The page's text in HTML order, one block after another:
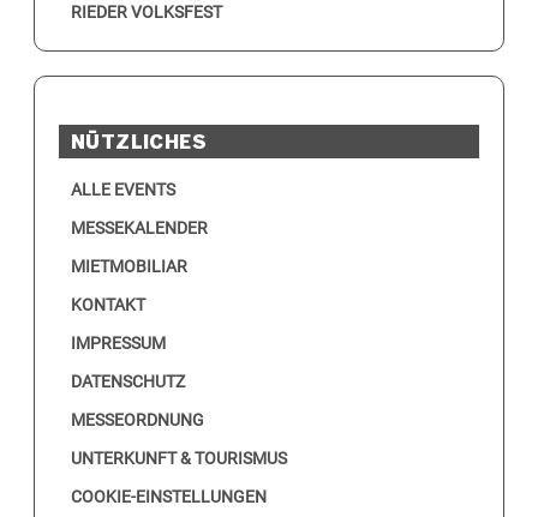
RIEDER VOLKSFEST
NÜTZLICHES
ALLE EVENTS
MESSEKALENDER
MIETMOBILIAR
KONTAKT
IMPRESSUM
DATENSCHUTZ
MESSEORDNUNG
UNTERKUNFT & TOURISMUS
COOKIE-EINSTELLUNGEN